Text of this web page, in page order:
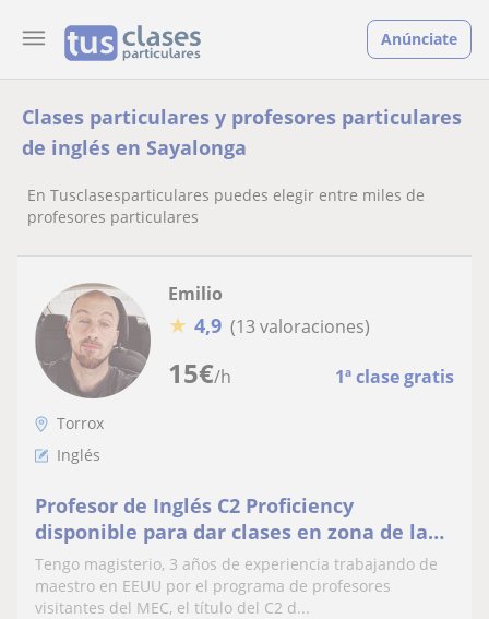
Anúnciate
Clases particulares y profesores particulares
de inglés en Sayalonga
En Tusclasesparticulares puedes elegir entre miles de
profesores particulares
15€/h 1ª clase gratis
Emilio
★ 4,9 (13 valoraciones)
Torrox
Inglés
Profesor de Inglés C2 Proficiency
disponible para dar clases en zona de la
Axarquía
Tengo magisterio, 3 años de experiencia trabajando de
maestro en EEUU por el programa de profesores
visitantes del MEC, el título del C2 d...